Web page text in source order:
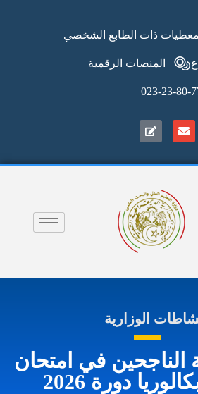
ذات الطابع الشخصي
المنصات الرقمية
الوزارية
الناجحين في امتحان
دورة 2026